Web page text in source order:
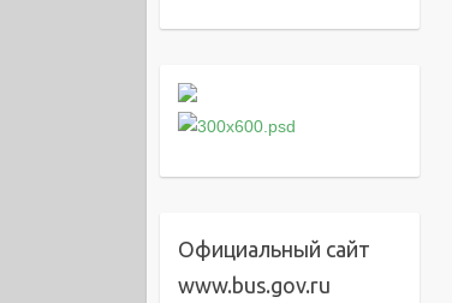
Официальный сайт
www.bus.gov.ru